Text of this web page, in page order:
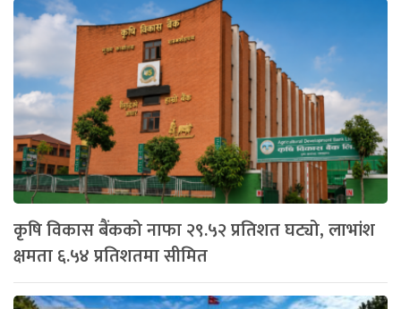
कृषि विकास बैंकको नाफा २९.५२ प्रतिशत घट्यो, लाभांश
क्षमता ६.५४ प्रतिशतमा सीमित